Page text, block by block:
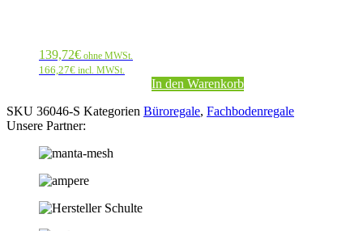
139,72€ ohne MWSt.
166,27€ incl. MWSt.
In den Warenkorb
SKU 36046-S Kategorien Büroregale, Fachbodenregale
Unsere Partner: